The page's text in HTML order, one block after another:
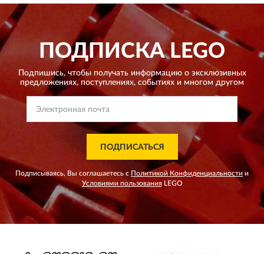
ПОДПИСКАLEGO
Подпишись, чтобы получать информацию о эксклюзивных
предложениях, поступлениях, событиях и многом другом
ПОДПИСАТЬСЯ
Подписываясь, Вы соглашаетесь с Политикой Конфиденциальности и
Условиями пользованияLEGO